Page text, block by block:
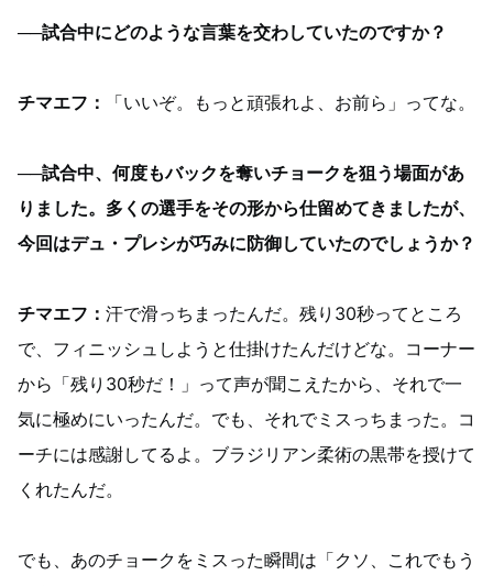
──試合中にどのような言葉を交わしていたのですか？
チマエフ： 「いいぞ。もっと頑張れよ、お前ら」ってな。
──試合中、何度もバックを奪いチョークを狙う場面があ
りました。多くの選手をその形から仕留めてきましたが、
今回はデュ・プレシが巧みに防御していたのでしょうか？
チマエフ： 汗で滑っちまったんだ。残り30秒ってところ
で、フィニッシュしようと仕掛けたんだけどな。コーナー
から「残り30秒だ！」って声が聞こえたから、それで一
気に極めにいったんだ。でも、それでミスっちまった。コ
ーチには感謝してるよ。ブラジリアン柔術の黒帯を授けて
くれたんだ。
でも、あのチョークをミスった瞬間は「クソ、これでもう